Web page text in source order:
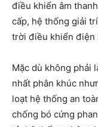
điều khiển âm
cấp, hệ thống giải
trời điều khiển điện
Mặc dù không phải
nhất phân khúc
loạt hệ thống an
chống bó cứng